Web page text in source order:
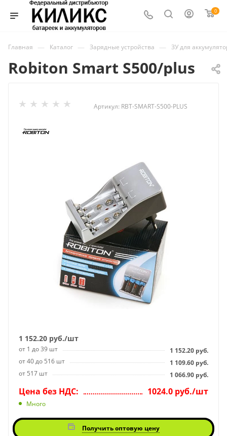
0
Главная — Каталог — Зарядные устройства — ЗУ для
Robiton Smart S500/plus
Артикул: RBT-SMART-S500-PLUS
1 152.20 руб./шт
от 1 до 39 шт 1 152.20 руб.
от 40 до 516 шт
1 109.60 руб.
от 517 шт
1 066.90 руб.
Цена без НДС: 1024.0 руб./шт
Много
Получить оптовую цену